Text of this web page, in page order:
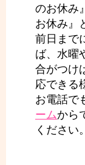
のお休み
お休み』
前日まで
ば、水曜
合がつけ
応できる
お電話で
ームから
ください。